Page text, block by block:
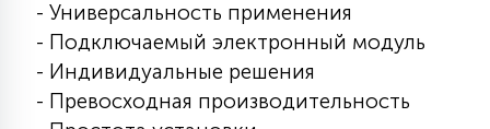
С УПРАВЛЕНИЕМ
- Универсальность применения
- Подключаемый электронный модуль
- Индивидуальные решения
- Превосходная производительность